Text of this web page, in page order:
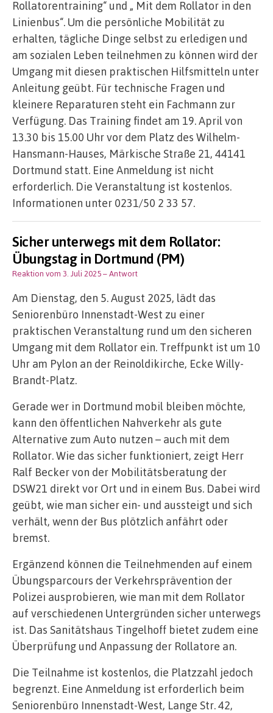
Rollatorentraining“ und „ Mit dem Rollator in den
Linienbus“. Um die persönliche Mobilität zu
erhalten, tägliche Dinge selbst zu erledigen und
am sozialen Leben teilnehmen zu können wird der
Umgang mit diesen praktischen Hilfsmitteln unter
Anleitung geübt. Für technische Fragen und
kleinere Reparaturen steht ein Fachmann zur
Verfügung. Das Training findet am 19. April von
13.30 bis 15.00 Uhr vor dem Platz des Wilhelm-
Hansmann-Hauses, Märkische Straße 21, 44141
Dortmund statt. Eine Anmeldung ist nicht
erforderlich. Die Veranstaltung ist kostenlos.
Informationen unter 0231/50 2 33 57.
Sicher unterwegs mit dem Rollator:
Übungstag in Dortmund (PM)
Reaktion vom 3. Juli 2025– Antwort
Am Dienstag, den 5. August 2025, lädt das
Seniorenbüro Innenstadt-West zu einer
praktischen Veranstaltung rund um den sicheren
Umgang mit dem Rollator ein. Treffpunkt ist um 10
Uhr am Pylon an der Reinoldikirche, Ecke Willy-
Brandt-Platz.
Gerade wer in Dortmund mobil bleiben möchte,
kann den öffentlichen Nahverkehr als gute
Alternative zum Auto nutzen – auch mit dem
Rollator. Wie das sicher funktioniert, zeigt Herr
Ralf Becker von der Mobilitätsberatung der
DSW21 direkt vor Ort und in einem Bus. Dabei wird
geübt, wie man sicher ein- und aussteigt und sich
verhält, wenn der Bus plötzlich anfährt oder
bremst.
Ergänzend können die Teilnehmenden auf einem
Übungsparcours der Verkehrsprävention der
Polizei ausprobieren, wie man mit dem Rollator
auf verschiedenen Untergründen sicher unterwegs
ist. Das Sanitätshaus Tingelhoff bietet zudem eine
Überprüfung und Anpassung der Rollatore an.
Die Teilnahme ist kostenlos, die Platzzahl jedoch
begrenzt. Eine Anmeldung ist erforderlich beim
Seniorenbüro Innenstadt-West, Lange Str. 42,